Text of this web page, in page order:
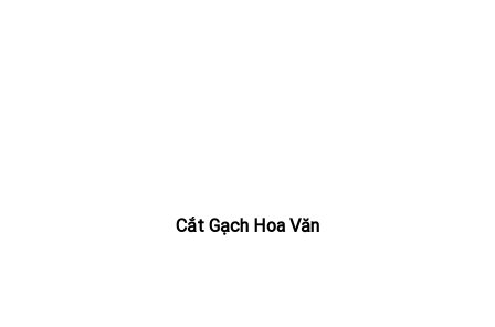
Cắt Gạch Hoa Văn